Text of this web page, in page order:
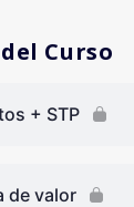
Curso
+ STP
de valor